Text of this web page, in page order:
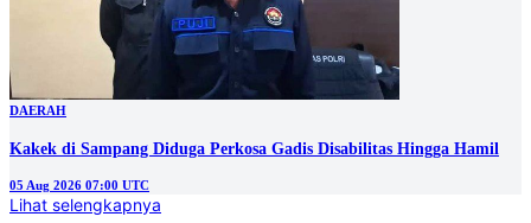
DAERAH